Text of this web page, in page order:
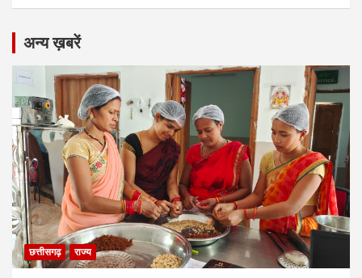
अन्य ख़बरें
छत्तीसगढ़ राज्य